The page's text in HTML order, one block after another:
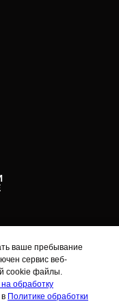
ваше пребывание
сервис веб-
cookie файлы.
на обработку
Политике обработки